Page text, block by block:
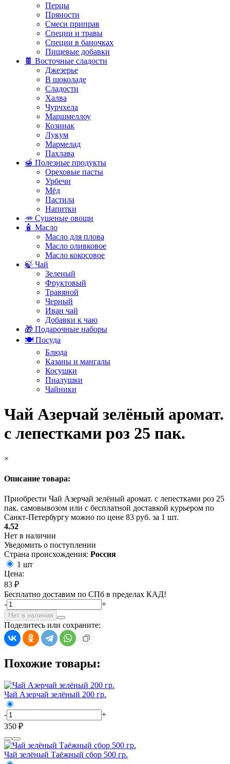
Перцы
Пряности
Смеси приправ
Специи и травы
Специи в баночках
Пищевые добавки
🍫 Восточные сладости
Джезерье
В шоколаде
Сладости
Халва
Чурчхела
Маршмеллоу
Козинак
Лукум
Мармелад
Пахлава
🍯 Полезные продукты
Ореховые пасты
Урбечи
Мёд
Пастила
Напитки
🥕 Сушеные овощи
🧴 Масло
Масло для плова
Масло оливковое
Масло кокосовое
🍃 Чай
Зеленый
Фруктовый
Травяной
Черный
Иван чай
Добавки к чаю
🎁 Подарочные наборы
🍽️ Посуда
Блюда
Казаны и мангалы
Косушки
Пиалушки
Чайники
Чай Азерчай зелёный аромат.
с лепестками роз 25 пак.
×
Описание товара:
Приобрести Чай Азерчай зелёный аромат. с лепестками роз 25
пак. самовывозом или с бесплатной доставкой курьером по
Санкт-Петербургу можно по цене 83 руб. за 1 шт.
4.52
Нет в наличии
Уведомить о поступлении
Страна происхождения: Россия
1 шт
Цена:
83 ₽
Бесплатно доставим по СПб в пределах КАД!
-
+
Нет в наличии
Поделитесь или сохраните:
Похожие товары:
Чай Азерчай зелёный 200 гр.
-
+
350 ₽
Чай зелёный Таёжный сбор 500 гр.